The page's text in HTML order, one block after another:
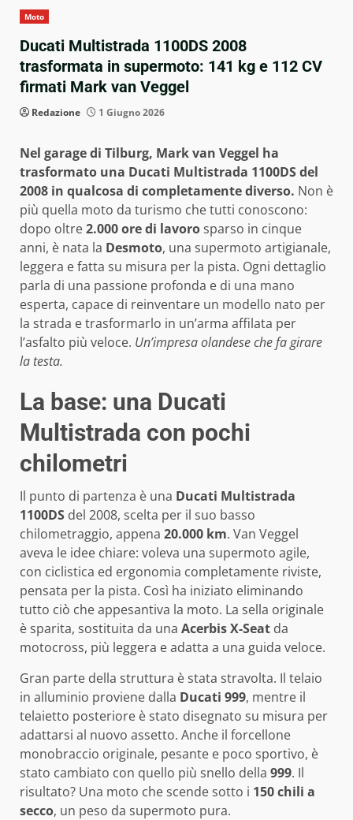
Moto
Ducati Multistrada 1100DS 2008
trasformata in supermoto: 141 kg e 112 CV
firmati Mark van Veggel
Redazione 1 Giugno 2026
Nel garage di Tilburg, Mark van Veggel ha
trasformato una Ducati Multistrada 1100DS del
2008 in qualcosa di completamente diverso. Non è
più quella moto da turismo che tutti conoscono:
dopo oltre2.000 ore di lavorosparso in cinque
anni, è nata la Desmoto, una supermoto artigianale,
leggera e fatta su misura per la pista. Ogni dettaglio
parla di una passione profonda e di una mano
esperta, capace di reinventare un modello nato per
la strada e trasformarlo in un’arma affilata per
l’asfalto più veloce. Un’impresa olandese che fa girare
la testa.
La base: una Ducati
Multistrada con pochi
chilometri
Il punto di partenza è una Ducati Multistrada
1100DS del 2008, scelta per il suo basso
chilometraggio, appena 20.000 km. Van Veggel
aveva le idee chiare: voleva una supermoto agile,
con ciclistica ed ergonomia completamente riviste,
pensata per la pista. Così ha iniziato eliminando
tutto ciò che appesantiva la moto. La sella originale
è sparita, sostituita da una Acerbis X-Seat da
motocross, più leggera e adatta a una guida veloce.
Gran parte della struttura è stata stravolta. Il telaio
in alluminio proviene dalla Ducati 999, mentre il
telaietto posteriore è stato disegnato su misura per
adattarsi al nuovo assetto. Anche il forcellone
monobraccio originale, pesante e poco sportivo, è
stato cambiato con quello più snello della 999. Il
risultato? Una moto che scende sotto i 150 chili a
secco, un peso da supermoto pura.